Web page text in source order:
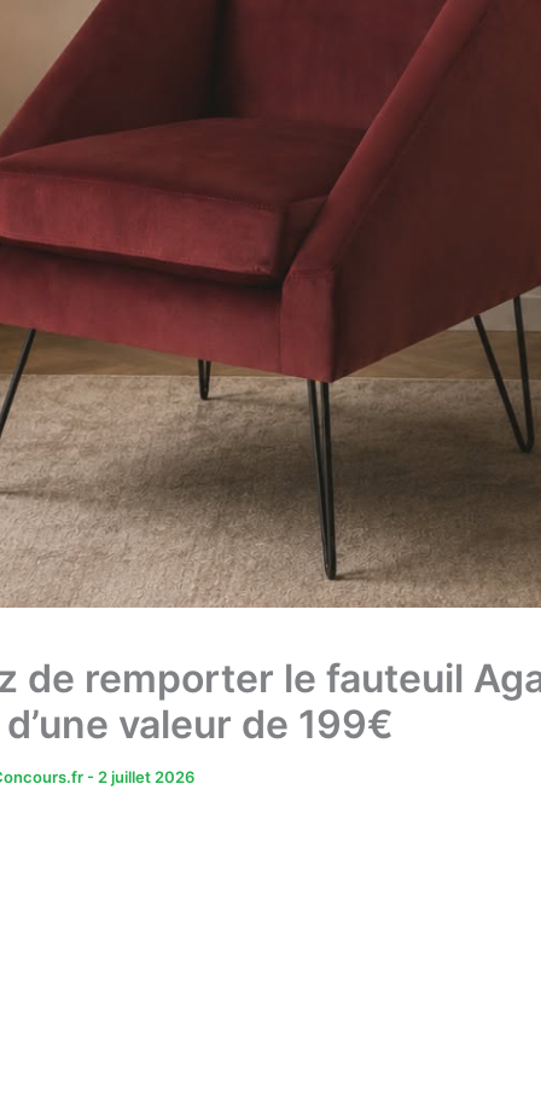
de remporter le fauteuil
valeur de 199€
- 2 juillet 2026